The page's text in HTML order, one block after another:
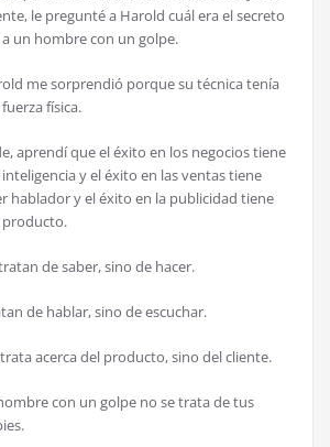
le pregunté a Harold cuál era el secreto
un hombre con un golpe.
me sorprendió porque su técnica tenía
física.
aprendí que el éxito en los negocios tiene
y el éxito en las ventas tiene
hablador y el éxito en la publicidad tiene
producto.
de saber, sino de hacer.
de hablar, sino de escuchar.
acerca del producto, sino del cliente.
con un golpe no se trata de tus